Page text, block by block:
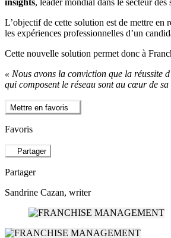
insights, leader mondial dans le secteur
L’objectif de cette solution est de mettre en
les expériences professionnelles d’un
Cette nouvelle solution permet donc à
« Nous avons la conviction que la réussite
qui composent le réseau sont au cœur de sa
Mettre en favoris
Favoris
Partager
Partager
Sandrine Cazan, writer